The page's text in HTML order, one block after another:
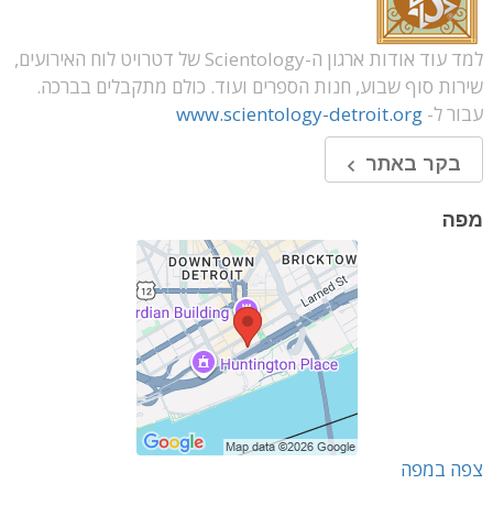
למד עוד אודות ארגון ה-Scientology של דטרויט לוח האירועים,
שירות סוף שבוע, חנות הספרים ועוד. כולם מתקבלים בברכה.
עבור ל- www.scientology-detroit.org
בקר באתר
מפה
צפה במפה